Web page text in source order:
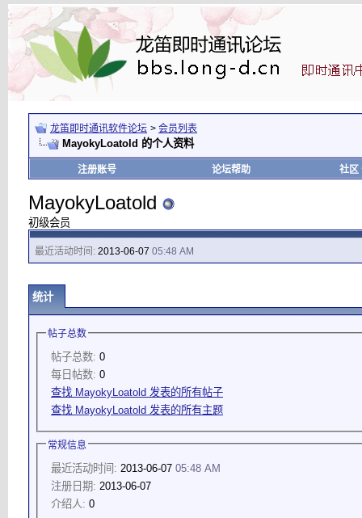
龙笛即时通讯软件论坛 > 会员列表
MayokyLoatold 的个人资料
注册账号 论坛帮助 社区
MayokyLoatold
初级会员
最近活动时间: 2013-06-07 05:48 AM
统计
帖子总数
帖子总数: 0
每日帖数: 0
查找 MayokyLoatold 发表的所有帖子
查找 MayokyLoatold 发表的所有主题
常规信息
最近活动时间: 2013-06-07 05:48 AM
注册日期: 2013-06-07
介绍人: 0